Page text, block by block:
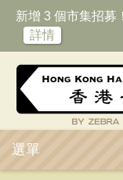
新增 3 個市集招募
詳情
選單